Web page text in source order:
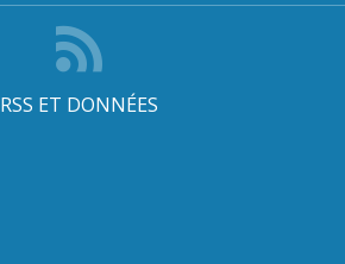
RSS ET DONNÉES